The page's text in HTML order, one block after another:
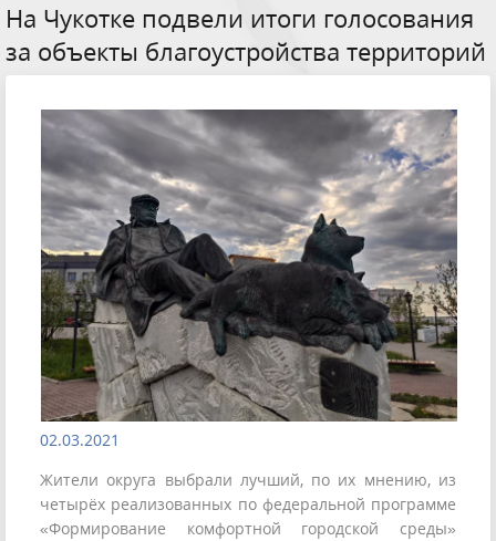
На Чукотке подвели итоги голосования
за объекты благоустройства территорий
02.03.2021
Жители округа выбрали лучший, по их мнению, из
четырёх реализованных по федеральной программе
«Формирование комфортной городской среды»